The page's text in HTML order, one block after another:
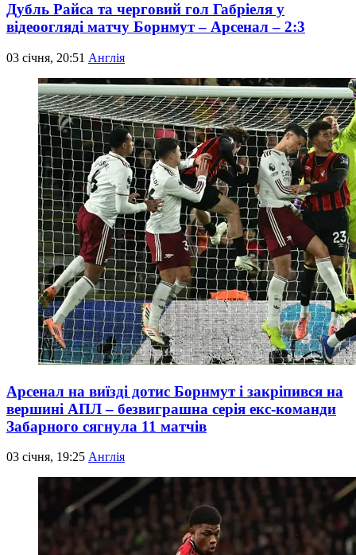
Дубль Райса та черговий гол Габріеля у
відеоогляді матчу Борнмут – Арсенал – 2:3
03 січня, 20:51 Англія
Арсенал на виїзді дотис Борнмут і закріпився на
вершині АПЛ – безвиграшна серія екс-команди
Забарного сягнула 11 матчів
03 січня, 19:25 Англія